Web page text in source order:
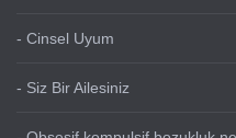
- Cinsel Uyum
- Siz Bir Ailesiniz